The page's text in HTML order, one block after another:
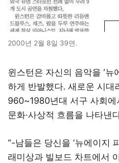
2000년 2월 8일 39면.
윈스턴은 자신의 음악을 ‘뉴
하게 반발했다. 새로운 시대
960~1980년대 서구 사회에
문화·사상적 흐름을 나타낸
“-남들은 당신을 ‘뉴에이지
래미상과 빌보드 차트에서